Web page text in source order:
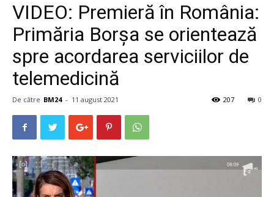
VIDEO: Premieră în România:
Primăria Borşa se orientează
spre acordarea serviciilor de
telemedicină
De către BM24 - 11 august 2021 0
207